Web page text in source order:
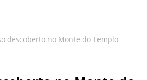
descoberto no Monte do Templo